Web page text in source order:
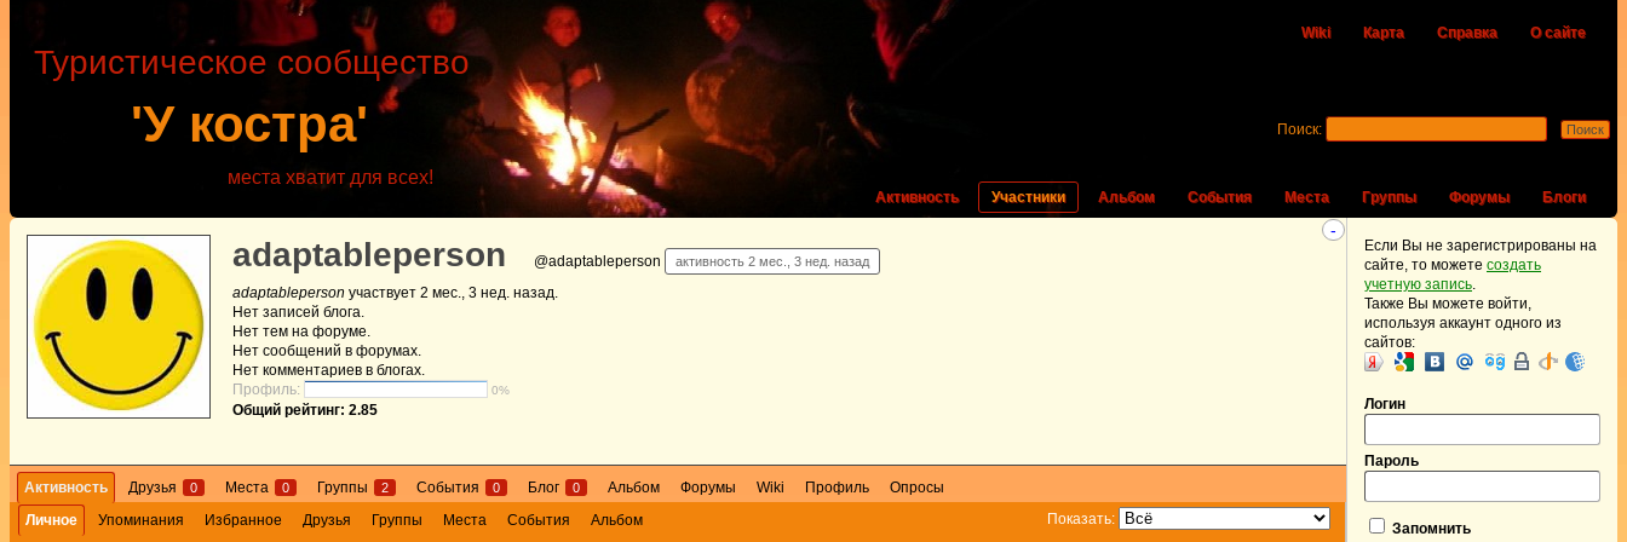
Wiki Карта Справка О сайте
'У костра'
Туристическое сообщество
места хватит для всех!
Активность Участники Альбом События Места Группы Форумы Блоги
Поиск:
-
adaptableperson @adaptableperson активность 2 мес., 3 нед. назад
adaptableperson участвует 2 мес., 3 нед. назад.
Нет записей блога.
Нет тем на форуме.
Нет сообщений в форумах.
Нет комментариев в блогах.
Профиль:
0%
Общий рейтинг: 2.85
Активность Друзья 0 Места 0 Группы 2 События 0 Блог 0 Альбом Форумы Wiki Профиль
Опросы
Личное
Упоминания Избранное Друзья Группы Места События Альбом Показать:
Если Вы не зарегистрированы на
сайте, то можете создать
учетную запись.
Также Вы можете войти,
используя аккаунт одного из
сайтов:
Логин
Пароль
Запомнить